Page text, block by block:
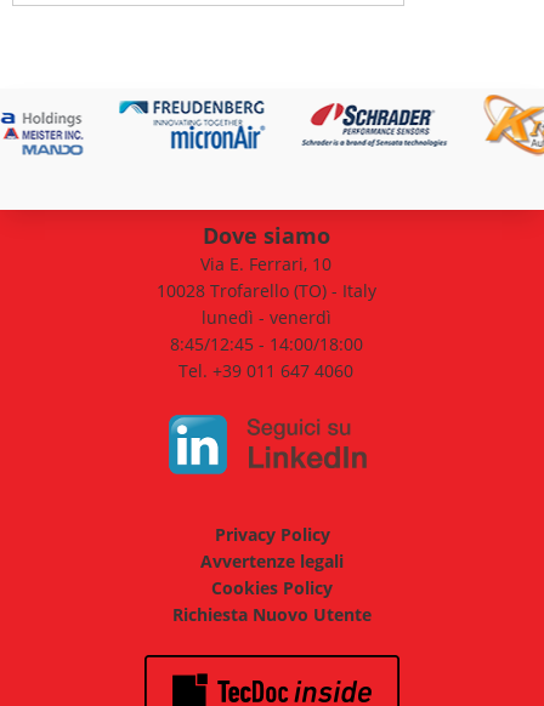
Dove siamo
Via E. Ferrari, 10
10028 Trofarello (TO) - Italy
lunedì - venerdì
8:45/12:45 - 14:00/18:00
Tel. +39 011 647 4060
Privacy Policy
Avvertenze legali
Cookies Policy
Richiesta Nuovo Utente